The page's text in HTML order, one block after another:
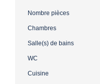
Nombre pièces
Chambres
Salle(s) de bains
WC
Cuisine